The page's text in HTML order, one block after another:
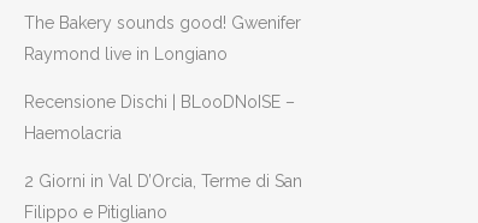
The Bakery sounds good! Gwenifer
Raymond live in Longiano
Recensione Dischi | BLooDNoISE –
Haemolacria
2 Giorni in Val D’Orcia, Terme di San
Filippo e Pitigliano